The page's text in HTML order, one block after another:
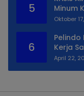
5
Minum
Untuk
Oktober
6
Pelindo
Kerja
Praktek
April 22,